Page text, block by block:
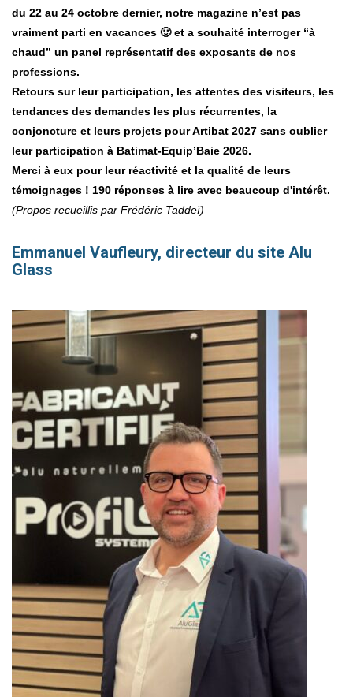
du 22 au 24 octobre dernier, notre magazine n’est pas
vraiment parti en vacances 🙂 et a souhaité interroger “à
chaud” un panel représentatif des exposants de nos
professions.
Retours sur leur participation, les attentes des visiteurs, les
tendances des demandes les plus récurrentes, la
conjoncture et leurs projets pour Artibat 2027 sans oublier
leur participation à Batimat-Equip’Baie 2026.
Merci à eux pour leur réactivité et la qualité de leurs
témoignages ! 190 réponses à lire avec beaucoup d'intérêt.
(Propos recueillis par Frédéric Taddeï)
Emmanuel Vaufleury, directeur du site Alu
Glass